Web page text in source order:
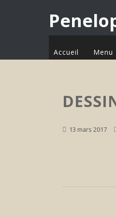
Accueil Menu
13 mars 2017